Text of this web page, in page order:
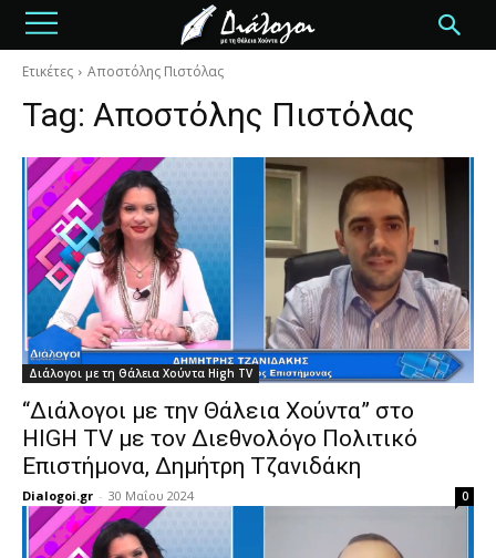
Ετικέτες Αποστόλης Πιστόλας
Tag: Αποστόλης Πιστόλας
Διάλογοι με τη Θάλεια Χούντα High TV
“Διάλογοι με την Θάλεια Χούντα” στο
HIGH TV με τον Διεθνολόγο Πολιτικό
Επιστήμονα, Δημήτρη Τζανιδάκη
Dialogoi.gr - 30 Μαΐου 2024 0